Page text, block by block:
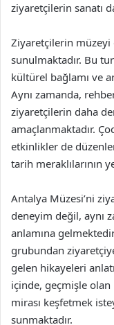
ziyaretçilerin sanatı
Ziyaretçilerin müzeyi
sunulmaktadır. Bu
kültürel bağlamı ve
Aynı zamanda,
ziyaretçilerin daha
amaçlanmaktadır.
etkinlikler de
tarih meraklılarının
Antalya Müzesi’ni
deneyim değil, aynı
anlamına
grubundan
gelen hikayeleri
içinde, geçmişle
mirası keşfetmek
sunmaktadır.